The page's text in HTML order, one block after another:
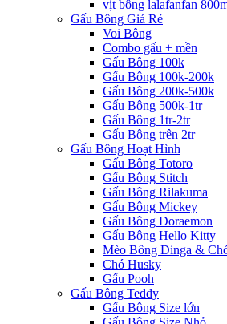
vịt bông lalafanfan
Gấu Bông Giá Rẻ
Voi Bông
Combo gấu + mền
Gấu Bông 100k
Gấu Bông 100k-200k
Gấu Bông 200k-500k
Gấu Bông 500k-1tr
Gấu Bông 1tr-2tr
Gấu Bông trên 2tr
Gấu Bông Hoạt Hình
Gấu Bông Totoro
Gấu Bông Stitch
Gấu Bông Rilakuma
Gấu Bông Mickey
Gấu Bông Doraemon
Gấu Bông Hello Kitty
Mèo Bông Dinga &
Chó Husky
Gấu Pooh
Gấu Bông Teddy
Gấu Bông Size lớn